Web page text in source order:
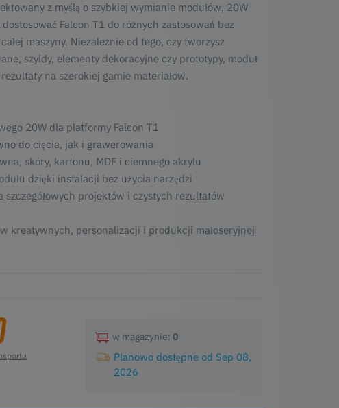
z myślą o szybkiej wymianie modułów, 20W
Falcon T1 do różnych zastosowań bez
maszyny. Niezależnie od tego, czy tworzysz
szyldy, elementy dekoracyjne czy prototypy, moduł
na szerokiej gamie materiałów.
20W dla platformy Falcon T1
do cięcia, jak i grawerowania
skóry, kartonu, MDF i ciemnego akrylu
dzięki instalacji bez użycia narzędzi
szczegółowych projektów i czystych rezultatów
kreatywnych, personalizacji i produkcji małoseryjnej
w magazynie: 0
Planowo dostępne od Sep 08,
2026